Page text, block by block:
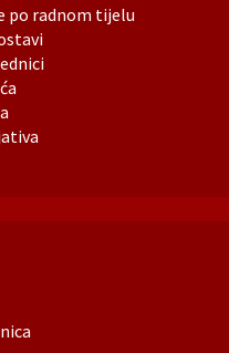
po radnom tijelu